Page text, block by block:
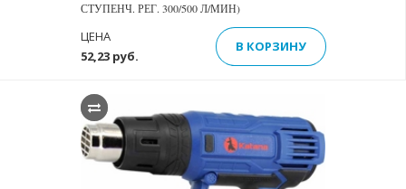
СТУПЕНЧ. РЕГ. 300/500 Л/МИН)
52,23 руб.
ЦЕНА
В КОРЗИНУ